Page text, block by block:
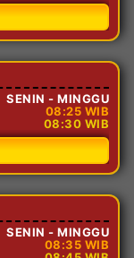
SENIN - MINGGU
08:25 WIB
08:30 WIB
SENIN - MINGGU
08:35 WIB